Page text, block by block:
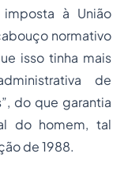
à União
normativo
isso tinha mais
de
do que garantia
do homem, tal
de 1988.